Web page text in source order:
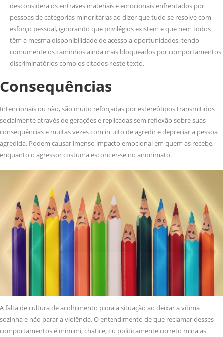
desconsidera os entraves materiais e emocionais enfrentados por
pessoas de categorias minoritárias ao dizer que tudo se resolve com
esforço pessoal, ignorando que privilégios existem e que nem todos
têm a mesma disponibilidade de acesso a oportunidades, tendo
comumente os caminhos ainda mais bloqueados por comportamentos
discriminatórios como os citados neste texto.
Consequências
Intencionais ou não, são muito reforçadas por estereótipos transmitidos
socialmente através de gerações e replicadas sem reflexão sobre suas
consequências e muitas vezes com intuito de agredir e depreciar a pessoa
agredida. Podem causar imenso impacto emocional em quem as recebe,
enquanto o agressor costuma esconder-se no anonimato.
A falta de cultura de acolhimento piora a situação ao deixar a vítima
sozinha e não parar a violência. O entendimento de que reclamar desses
comportamentos é mimimi, chatice, ou politicamente correto mina as